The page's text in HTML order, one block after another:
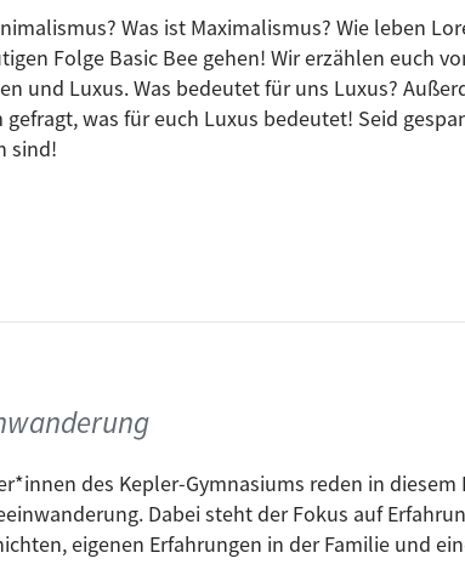
Was ist Maximalismus? Wie leben
Folge Basic Bee gehen! Wir erzählen euch
und Luxus. Was bedeutet für uns Luxus?
gefragt, was für euch Luxus bedeutet! Seid
sind!
des Kepler-Gymnasiums reden in diesem
Dabei steht der Fokus auf
eigenen Erfahrungen in der Familie und